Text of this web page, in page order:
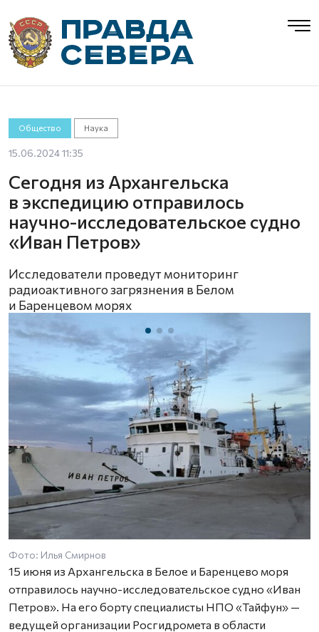
Общество Наука
15.06.2024 11:35
Сегодня из Архангельска
в экспедицию отправилось
научно-исследовательское судно
«Иван Петров»
Исследователи проведут мониторинг
радиоактивного загрязнения в Белом
и Баренцевом морях
Фото: Илья Смирнов
15 июня из Архангельска в Белое и Баренцево моря
отправилось научно-исследовательское судно «Иван
Петров». На его борту специалисты НПО «Тайфун» —
ведущей организации Росгидромета в области